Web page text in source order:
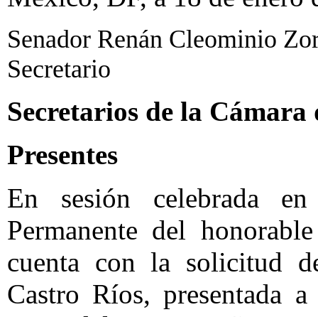
Senador Renán Cleominio
Secretario
Secretarios de la Cámara
Presentes
En sesión celebrada
Permanente del
cuenta con la solicitud
Castro Ríos, presentada